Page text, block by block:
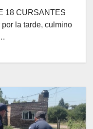
18 CURSANTES
la tarde, culmino